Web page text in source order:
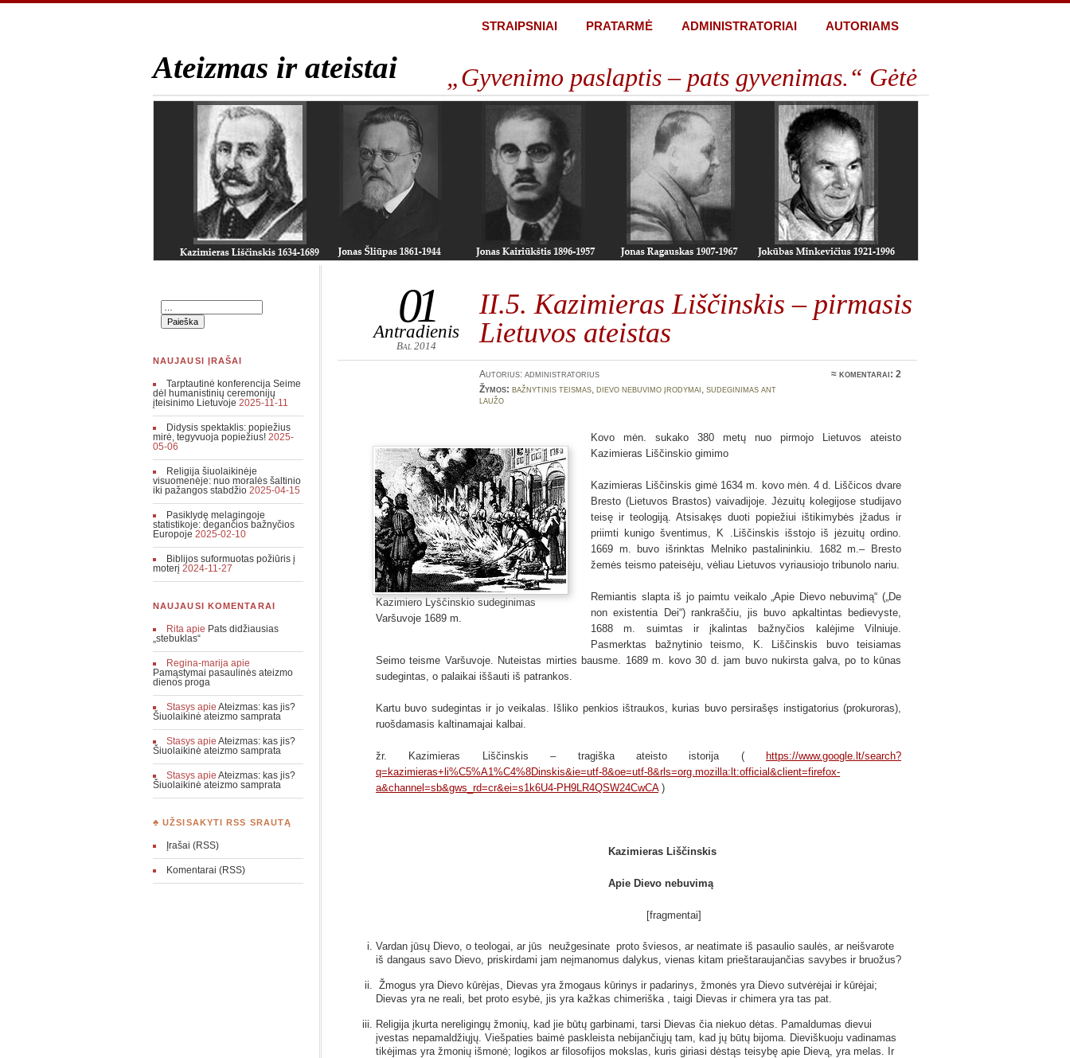
STRAIPSNIAI PRATARMĖ ADMINISTRATORIAI AUTORIAMS
Ateizmas ir ateistai „Gyvenimo paslaptis – pats gyvenimas.“ Gėtė
II.5. Kazimieras Liščinskis – pirmasis
Lietuvos ateistas
01
Antradienis
Bal 2014
Autorius: administratorius ≈ komentarai: 2
Žymos: bažnytinis teismas, dievo nebuvimo įrodymai, sudeginimas ant
laužo
Kazimiero Lyščinskio sudeginimas
Varšuvoje 1689 m.
Kovo mėn. sukako 380 metų nuo pirmojo Lietuvos ateisto
Kazimieras Liščinskio gimimo
Kazimieras Liščinskis gimė 1634 m. kovo mėn. 4 d. Liščicos dvare
Bresto (Lietuvos Brastos) vaivadijoje. Jėzuitų kolegijose studijavo
teisę ir teologiją. Atsisakęs duoti popiežiui ištikimybės įžadus ir
priimti kunigo šventimus, K .Liščinskis išstojo iš jėzuitų ordino.
1669 m. buvo išrinktas Melniko pastalininkiu. 1682 m.– Bresto
žemės teismo pateisėju, vėliau Lietuvos vyriausiojo tribunolo nariu.
Remiantis slapta iš jo paimtu veikalo „Apie Dievo nebuvimą“ („De
non existentia Dei“) rankraščiu, jis buvo apkaltintas bedievyste,
1688 m. suimtas ir įkalintas bažnyčios kalėjime Vilniuje.
Pasmerktas bažnytinio teismo, K. Liščinskis buvo teisiamas
Seimo teisme Varšuvoje. Nuteistas mirties bausme. 1689 m. kovo 30 d. jam buvo nukirsta galva, po to kūnas
sudegintas, o palaikai iššauti iš patrankos.
Kartu buvo sudegintas ir jo veikalas. Išliko penkios ištraukos, kurias buvo persirašęs instigatorius (prokuroras),
ruošdamasis kaltinamajai kalbai.
žr. Kazimieras Liščinskis – tragiška ateisto istorija (
https://www.google.lt/search?
q=kazimieras+li%C5%A1%C4%8Dinskis&ie=utf-8&oe=utf-8&rls=org.mozilla:lt:official&client=firefox-
a&channel=sb&gws_rd=cr&ei=s1k6U4-PH9LR4QSW24CwCA)
Kazimieras Liščinskis
Apie Dievo nebuvimą
[fragmentai]
Vardan jūsų Dievo, o teologai, ar jūs neužgesinate proto šviesos, ar neatimate iš pasaulio saulės, ar neišvarote
iš dangaus savo Dievo, priskirdami jam neįmanomus dalykus, vienas kitam prieštaraujančias savybes ir bruožus?
Žmogus yra Dievo kūrėjas, Dievas yra žmogaus kūrinys ir padarinys, žmonės yra Dievo sutvėrėjai ir kūrėjai;
Dievas yra ne reali, bet proto esybė, jis yra kažkas chimeriška , taigi Dievas ir chimera yra tas pat.
Religija įkurta nereligingų žmonių, kad jie būtų garbinami, tarsi Dievas čia niekuo dėtas. Pamaldumas dievui
įvestas nepamaldžiųjų. Viešpaties baimė paskleista nebijančiųjų tam, kad jų būtų bijoma. Dieviškuoju vadinamas
tikėjimas yra žmonių išmonė; logikos ar filosofijos mokslas, kuris giriasi dėstąs teisybę apie Dievą, yra melas. Ir
NAUJAUSI ĮRAŠAI
Tarptautinė konferencija Seime
dėl humanistinių ceremonijų
įteisinimo Lietuvoje 2025-11-11
Didysis spektaklis: popiežius
mirė, tegyvuoja popiežius! 2025-
05-06
Religija šiuolaikinėje
visuomenėje: nuo moralės šaltinio
iki pažangos stabdžio 2025-04-15
Pasiklydę melagingoje
statistikoje: degančios bažnyčios
Europoje 2025-02-10
Biblijos suformuotas požiūris į
moterį 2024-11-27
NAUJAUSI KOMENTARAI
Rita apie Pats didžiausias
„stebuklas“
Regina-marija apie
Pamąstymai pasaulinės ateizmo
dienos proga
Stasys apieAteizmas: kas jis?
Šiuolaikinė ateizmo samprata
Stasys apieAteizmas: kas jis?
Šiuolaikinė ateizmo samprata
Stasys apieAteizmas: kas jis?
Šiuolaikinė ateizmo samprata
♣ UŽSISAKYTI RSS SRAUTĄ
Įrašai (RSS)
Komentarai (RSS)